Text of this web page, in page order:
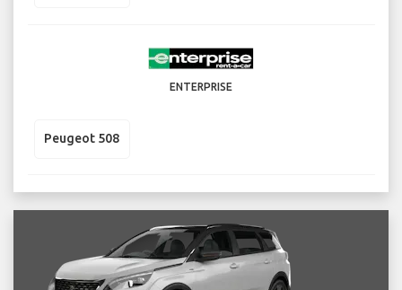
ENTERPRISE
Peugeot 508